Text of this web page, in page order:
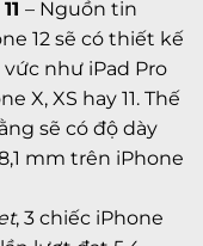
11 – Nguồn tin
12 sẽ có thiết kế
như iPad Pro
X, XS hay 11. Thế
sẽ có độ dày
mm trên iPhone
, 3 chiếc iPhone